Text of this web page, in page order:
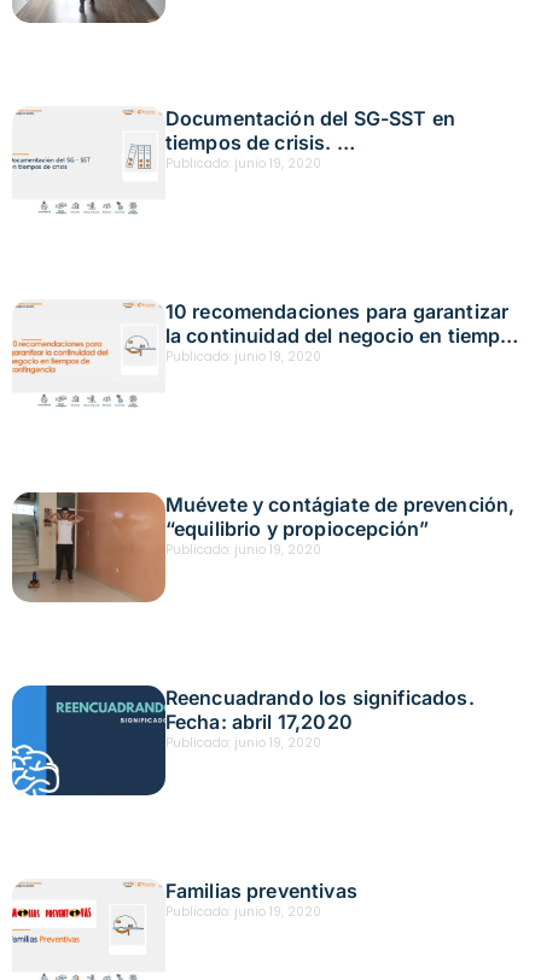
Documentación del SG-SST en
tiempos de crisis.
Fecha: abril 21,2020
Publicado: junio 19, 2020
10 recomendaciones para garantizar
la continuidad del negocio en tiempos
de contingencia.
Publicado: junio 19, 2020
Muévete y contágiate de prevención,
“equilibrio y propiocepción”
Publicado: junio 19, 2020
Reencuadrando los significados.
Fecha: abril 17,2020
Publicado: junio 19, 2020
Familias preventivas
Publicado: junio 19, 2020